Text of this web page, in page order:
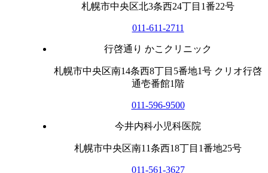
札幌市中央区北3条西24丁目1番22号
011-611-2711
行啓通り かこクリニック
札幌市中央区南14条西8丁目5番地1号 クリオ行啓
通壱番館1階
011-596-9500
今井内科小児科医院
札幌市中央区南11条西18丁目1番地25号
011-561-3627